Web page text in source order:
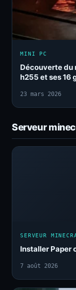
MINI PC
Découverte du
h255 et ses 16
23 mars 2026
Serveur
SERVEUR
Installer Paper
7 août 2026